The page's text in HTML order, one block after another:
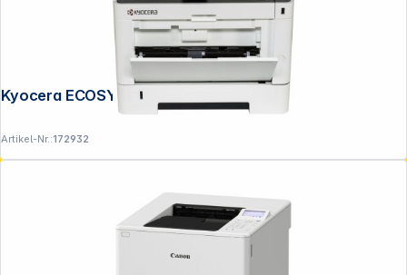
Kyocera ECOSYS PA 4000 x
Artikel-Nr.:172932